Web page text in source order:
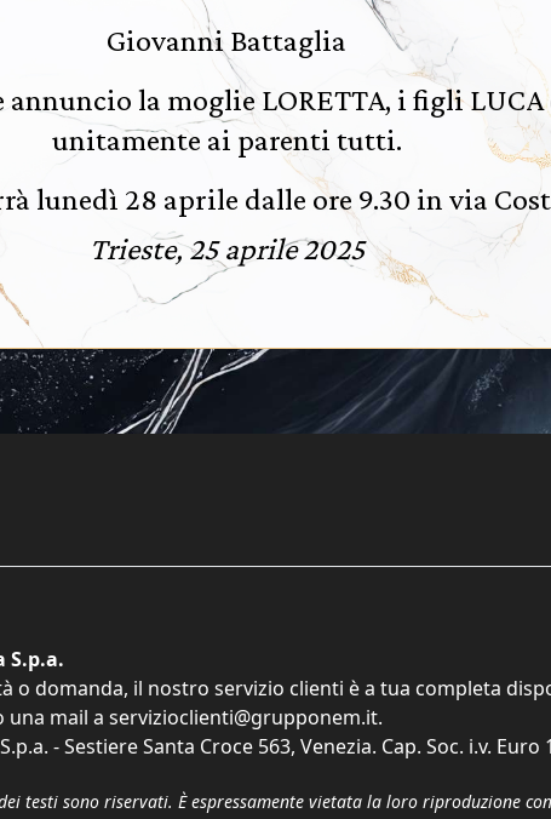
Giovanni Battaglia
la moglie LORETTA, i figli LUCA
unitamente ai parenti tutti.
lunedì 28 aprile dalle ore 9.30 in via
Trieste, 25 aprile 2025
S.p.a.
o domanda, il nostro servizio clienti è a tua completa
una mail a servizioclienti@grupponem.it.
- Sestiere Santa Croce 563, Venezia. Cap. Soc. i.v. Euro
testi sono riservati. È espressamente vietata la loro riproduzione